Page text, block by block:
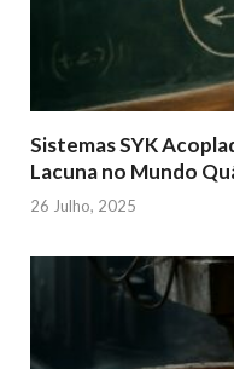
Sistemas SYK
Lacuna no Mundo
26 Julho, 2025